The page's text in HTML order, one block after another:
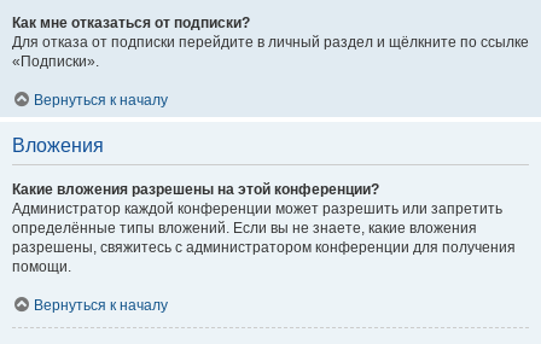
Как мне отказаться от подписки?
Для отказа от подписки перейдите в личный раздел и щёлкните по ссылке
«Подписки».
Вернуться к началу
Вложения
Какие вложения разрешены на этой конференции?
Администратор каждой конференции может разрешить или запретить
определённые типы вложений. Если вы не знаете, какие вложения
разрешены, свяжитесь с администратором конференции для получения
помощи.
Вернуться к началу